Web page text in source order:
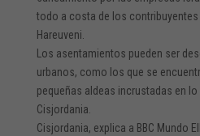
todo a costa de los contribuyentes
Hareuveni.
Los asentamientos pueden ser
urbanos, como los que se
pequeñas aldeas incrustadas en
Cisjordania.
Cisjordania, explica a BBC Mundo